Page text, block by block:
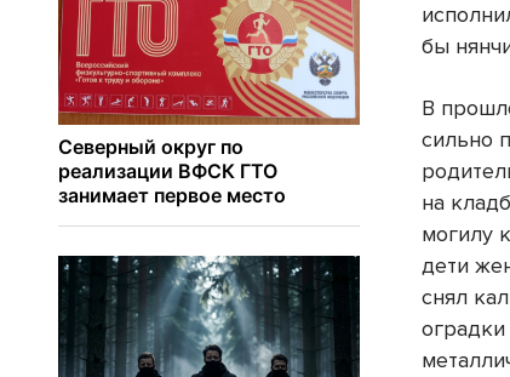
бы
В
сильно
на
могилу
дети
снял